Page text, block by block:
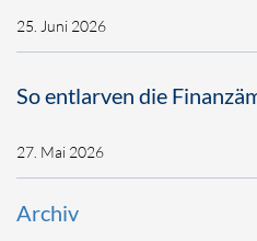
25. Juni 2026
So entlarven die
27. Mai 2026
Archiv